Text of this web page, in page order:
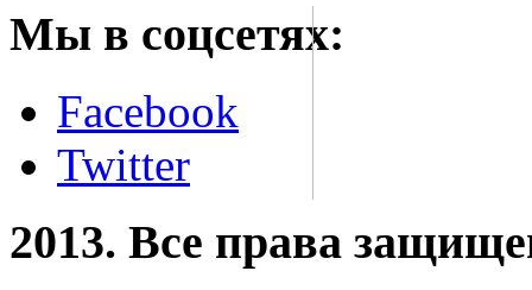
Мы в соцсетях:
Facebook
Twitter
2013. Все права